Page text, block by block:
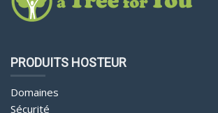
PRODUITS HOSTEUR
Domaines
Sécurité